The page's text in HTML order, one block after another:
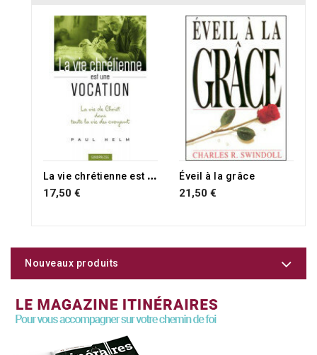
L
a vie chrétienne est une vocation
17,50 €
Éveil à la grâce
21,50 €
Nouveaux produits